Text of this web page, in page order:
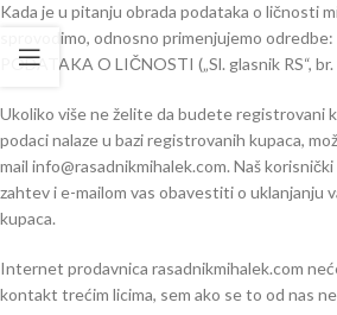
Kada je u pitanju obrada podataka o ličnosti
sprovodimo, odnosno primenjujemo
PODATAKA O LIČNOSTI („Sl. glasnik RS“,
Ukoliko više ne želite da budete registrovani
podaci nalaze u bazi registrovanih kupaca,
mail info@rasadnikmihalek.com. Naš
zahtev i e-mailom vas obavestiti o uklanjanju
kupaca.
Internet prodavnica rasadnikmihalek.com
kontakt trećim licima, sem ako se to od nas